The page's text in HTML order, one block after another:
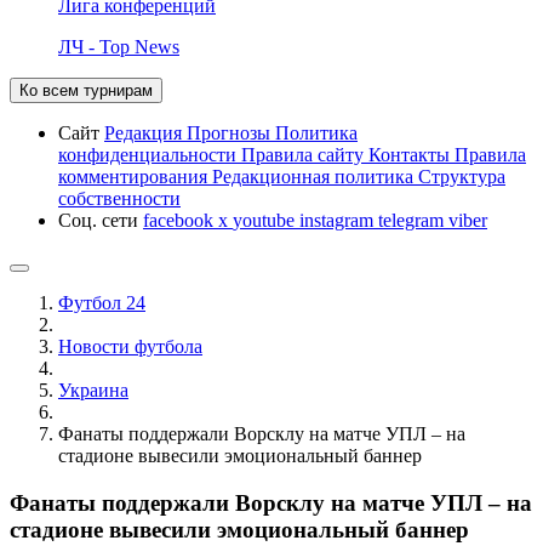
Лига конференций
ЛЧ - Top News
Ко всем турнирам
Сайт Редакция Прогнозы Политика
конфиденциальности Правила сайту Контакты Правила
комментирования Редакционная политика Структура
собственности
Соц. сети facebook x youtube instagram telegram viber
Футбол 24
Новости футбола
Украина
Фанаты поддержали Ворсклу на матче УПЛ – на
стадионе вывесили эмоциональный баннер
Фанаты поддержали Ворсклу на матче УПЛ – на
стадионе вывесили эмоциональный баннер